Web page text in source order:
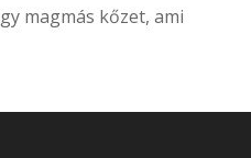
magmás kőzet, ami